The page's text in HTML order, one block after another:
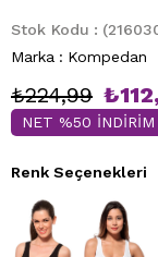
Stok Kodu
Marka : Kompedan
₺224,99
NET %50 İNDİRİM
Renk Seçenekleri